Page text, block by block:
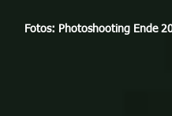
Fotos: Photoshooting Ende